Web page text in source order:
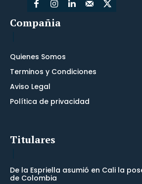
Compañia
Quienes Somos
Terminos y Condiciones
Aviso Legal
Política de privacidad
Titulares
De la Espriella asumió en Cali la
de Colombia